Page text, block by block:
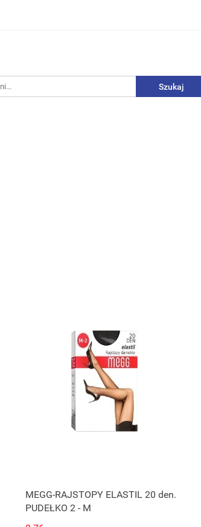
Produkt niedostępny
MEGG-RAJSTOPY ELASTIL 20 den.
PUDEŁKO 2 - M